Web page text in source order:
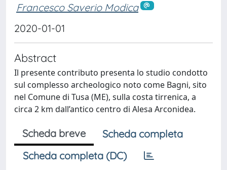
Francesco Saverio Modica
2020-01-01
Abstract
Il presente contributo presenta lo studio condotto
sul complesso archeologico noto come Bagni, sito
nel Comune di Tusa (ME), sulla costa tirrenica, a
circa 2 km dall’antico centro di Alesa Arconidea.
Scheda breve
Scheda completa
Scheda completa (DC)